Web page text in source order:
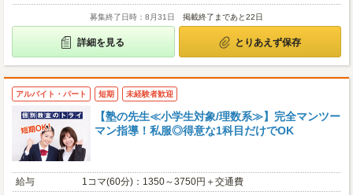
募集終了日時：8月31日 掲載終了まであと22日
詳細を見る とりあえず保存
アルバイト・パート 短期 未経験者歓迎
【塾の先生≪小学生対象/理数系≫】完全マンツー
マン指導！私服◎得意な1科目だけでOK
給与
1コマ(60分)：1350～3750円＋交通費